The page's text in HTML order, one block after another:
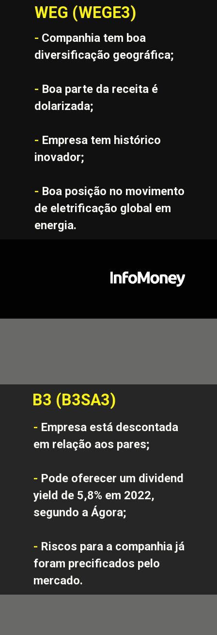
- Companhia tem boa
diversificação geográfica;
- Boa parte da receita é
dolarizada;
- Empresa tem histórico
inovador;
- Boa posição no movimento
de eletrificação global em
energia.
WEG (WEGE3)
- Empresa está descontada
em relação aos pares;
- Pode oferecer um dividend
yield de 5,8% em 2022,
segundo a Ágora;
- Riscos para a companhia já
foram precificados pelo
mercado.
B3 (B3SA3)